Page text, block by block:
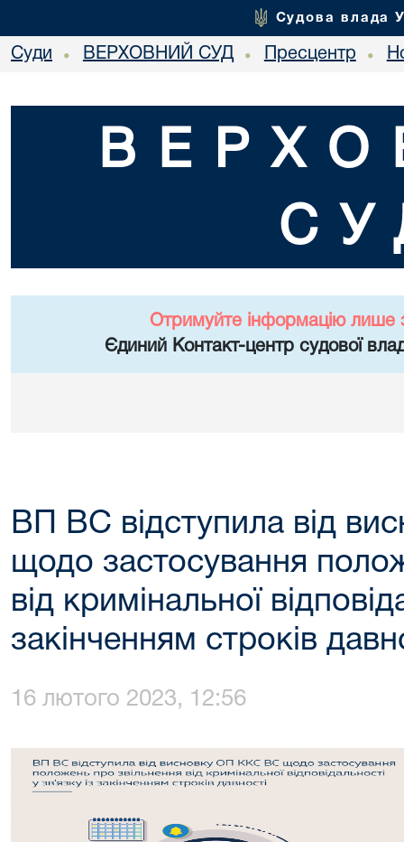
Судова влада
Суди • ВЕРХОВНИЙ СУД • Пресцентр •
Отримуйте інформацію лише
Єдиний Контакт-центр судової
ВП ВС відступила від
щодо застосування
від кримінальної
закінченням строків
16 лютого 2023, 12:56